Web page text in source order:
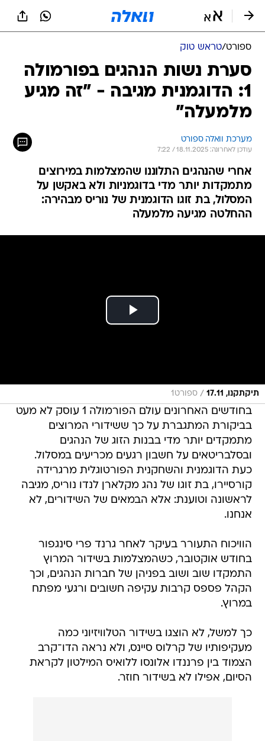
ספורט/טראש טוק
סערת נשות הנהגים בפורמולה
1: הדוגמנית מגיבה - "זה מגיע
מלמעלה"
מערכת וואלה ספורט
עודכן לאחרונה: 18.11.2025 / 7:22
אחרי שהנהגים התלוננו שהמצלמות במירוצים
מתמקדות יותר מדי בדוגמניות ולא באקשן על
המסלול, בת זוגו הדוגמנית של נוריס מבהירה:
ההחלטה מגיעה מלמעלה
תיקתקנו, 17.11 / ספורט1
בחודשים האחרונים עולם הפורמולה 1 עוסק לא מעט
בביקורת המתגברת על כך ששידורי המרוצים
מתמקדים יותר מדי בבנות הזוג של הנהגים
ובסלבריטאים על חשבון רגעים מכריעים במסלול.
כעת הדוגמנית והשחקנית הפורטוגלית מרגרידה
קורסיירו, בת זוגו של נהג מקלארן לנדו נוריס, מגיבה
לראשונה וטוענת: אלא הבמאים של השידורים, לא
אנחנו.
הוויכוח התעורר בעיקר לאחר גרנד פרי סינגפור
בחודש אוקטובר, כשהמצלמות בשידור המרוץ
התמקדו שוב ושוב בפניהן של חברות הנהגים, וכך
הקהל פספס קרבות עקיפה חשובים ורגעי מפתח
במרוץ.
כך למשל, לא הוצגו בשידור הטלוויזיוני כמה
מעקיפותיו של קרלוס סיינס, ולא נראה הדו־קרב
הצמוד בין פרננדו אלונסו ללואיס המילטון לקראת
הסיום, אפילו לא בשידור חוזר.